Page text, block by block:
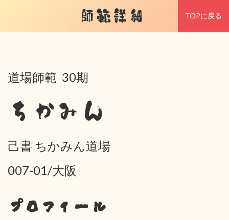
師範詳細 TOPに戻る
道場師範 30期
ちかみん
己書 ちかみん道場
007-01/大阪
プロフィール